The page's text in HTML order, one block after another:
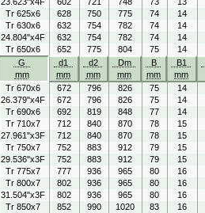
Tr 625x6 628 750 775 74 14
Tr 630x6 632 754 782 74 14
24.804"x4F 632 754 782 74 14
Tr 650x6 652 775 804 75 14
G
mm
d1
mm
d2
mm
Dm
mm
B
mm
B1
mm
Tr 670x6 672 796 826 75 14
26.379"x4F 672 796 826 75 14
Tr 690x6 692 819 848 77 14
Tr 710x7 712 840 870 78 15
27.961"x3F 712 840 870 78 15
Tr 750x7 752 883 912 79 15
29.536"x3F 752 883 912 79 15
Tr 775x7 777 936 965 80 16
Tr 800x7 802 936 965 80 16
31.504"x3F 802 936 965 80 16
Tr 850x7 852 990 1020 83 16